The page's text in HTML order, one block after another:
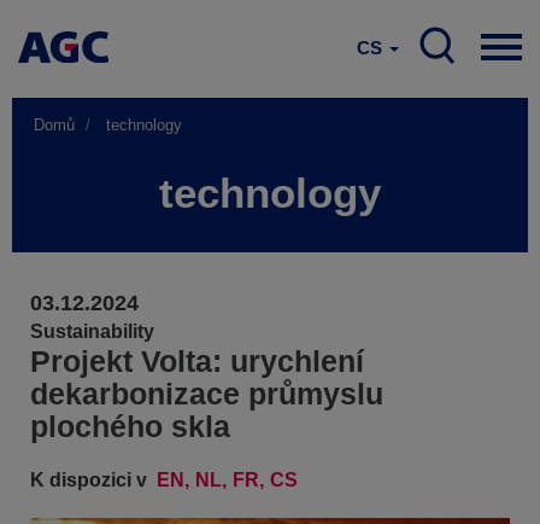
CS
Domů technology
technology
03.12.2024
Sustainability
Projekt Volta: urychlení
dekarbonizace průmyslu
plochého skla
K dispozici v EN NL FR CS